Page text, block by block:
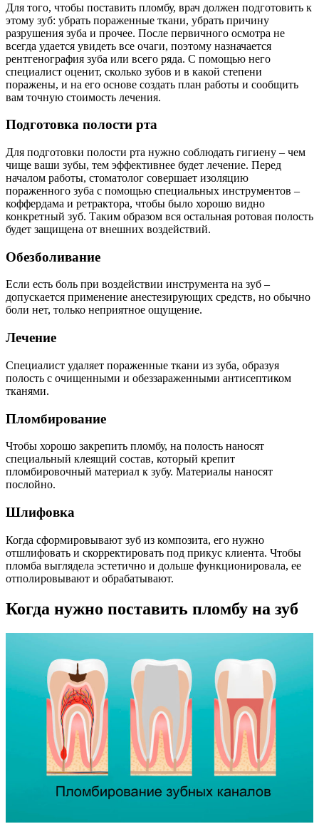
Для того, чтобы поставить пломбу, врач должен подготовить к
этому зуб: убрать пораженные ткани, убрать причину
разрушения зуба и прочее. После первичного осмотра не
всегда удается увидеть все очаги, поэтому назначается
рентгенография зуба или всего ряда. С помощью него
специалист оценит, сколько зубов и в какой степени
поражены, и на его основе создать план работы и сообщить
вам точную стоимость лечения.
Подготовка полости рта
Для подготовки полости рта нужно соблюдать гигиену – чем
чище ваши зубы, тем эффективнее будет лечение. Перед
началом работы, стоматолог совершает изоляцию
пораженного зуба с помощью специальных инструментов –
коффердама и ретрактора, чтобы было хорошо видно
конкретный зуб. Таким образом вся остальная ротовая полость
будет защищена от внешних воздействий.
Обезболивание
Если есть боль при воздействии инструмента на зуб –
допускается применение анестезирующих средств, но обычно
боли нет, только неприятное ощущение.
Лечение
Специалист удаляет пораженные ткани из зуба, образуя
полость с очищенными и обеззараженными антисептиком
тканями.
Пломбирование
Чтобы хорошо закрепить пломбу, на полость наносят
специальный клеящий состав, который крепит
пломбировочный материал к зубу. Материалы наносят
послойно.
Шлифовка
Когда сформировывают зуб из композита, его нужно
отшлифовать и скорректировать под прикус клиента. Чтобы
пломба выглядела эстетично и дольше функционировала, ее
отполировывают и обрабатывают.
Когда нужно поставить пломбу на зуб